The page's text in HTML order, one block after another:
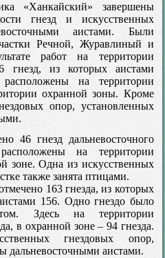
«Ханкайский» завершены
гнезд и искусственных
аистами. Были
Речной, Журавлиный и
работ на территории
гнезд, из которых аистами
на территории
охранной зоны. Кроме
опор, установленных
46 гнезд дальневосточного
на территории
зоне. Одна из искусственных
также занята птицами.
163 гнезда, из которых
156. Одно гнездо было
Здесь на территории
в охранной зоне – 94 гнезда.
гнездовых опор,
дальневосточными аистами.